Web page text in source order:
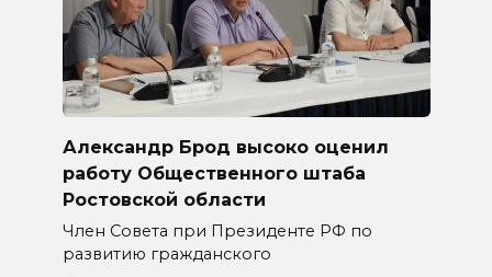
Александр Брод высоко оценил
работу Общественного штаба
Ростовской области
Член Совета при Президенте РФ по
развитию гражданского